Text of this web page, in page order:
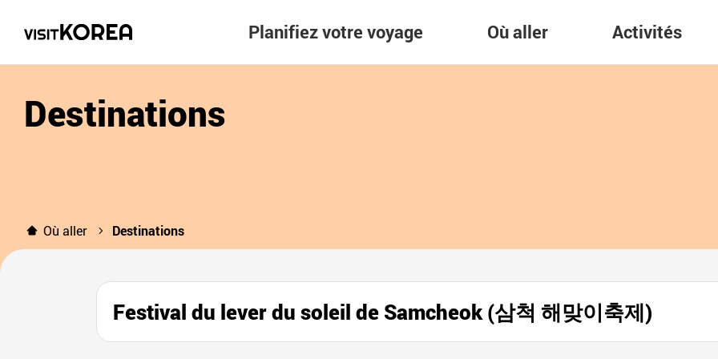
Planifiez votre voyage Où aller Activités
Destinations
Où aller Destinations
Festival du lever du soleil de Samcheok (삼척 해맞이축제)